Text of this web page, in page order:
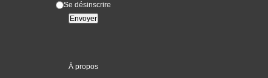
Se désinscrire
À propos